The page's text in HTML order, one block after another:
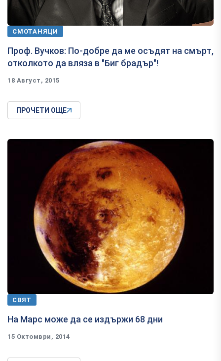
СМОТАНЯЦИ
Проф. Вучков: По-добре да ме осъдят на смърт,
отколкото да вляза в "Биг брадър"!
18 Август, 2015
ПРОЧЕТИ ОЩЕ
СВЯТ
На Марс може да се издържи 68 дни
15 Октомври, 2014